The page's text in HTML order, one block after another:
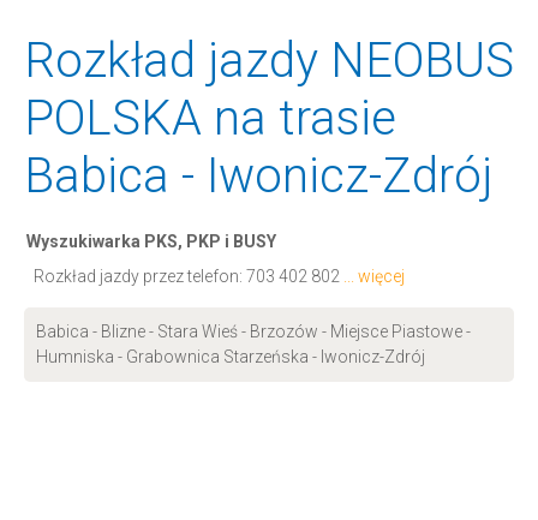
Rozkład jazdy NEOBUS
POLSKA na trasie
Babica - Iwonicz-Zdrój
Wyszukiwarka PKS, PKP i BUSY
Rozkład jazdy przez telefon: 703 402 802 ... więcej
Babica - Blizne - Stara Wieś - Brzozów - Miejsce Piastowe -
Humniska - Grabownica Starzeńska - Iwonicz-Zdrój